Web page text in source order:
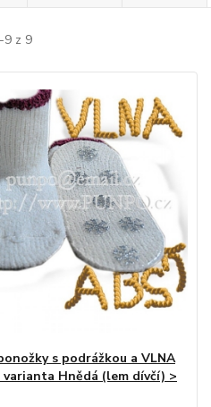
9 z 9
s podrážkou a VLNA
varianta Hnědá (lem dívčí) >